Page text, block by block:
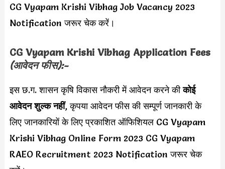
CG Vyapam Krishi Vibhag Job Vacancy 2023
Notification जरूर चेक करें।
CG Vyapam Krishi Vibhag Application Fees
(आवेदन फीस):-
इस छ.ग. शासन कृषि विकास नौकरी में आवेदन करने कीकोई
आवेदन शुल्क नहीं, कृपया आवेदन फीस की सम्पूर्ण जानकारी के
लिए जानकारियों के लिए प्रकाशित ऑफिशियल CG Vyapam
Krishi Vibhag Online Form 2023 CG Vyapam
RAEO Recruitment 2023 Notification जरूर चेक